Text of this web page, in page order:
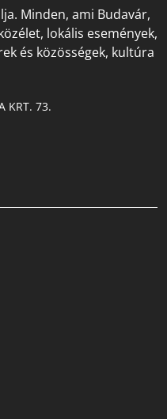
Minden, ami Budavár,
lokális események,
és közösségek, kultúra
KRT. 73.